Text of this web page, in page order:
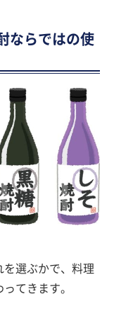
ならではの使
選ぶかで、料理
てきます。